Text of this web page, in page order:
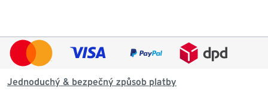
Jednoduchý & bezpečný způsob platby